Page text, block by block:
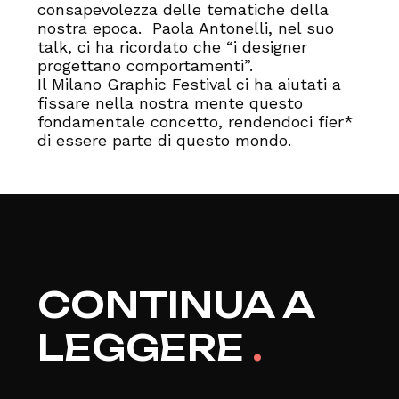
consapevolezza delle tematiche della
nostra epoca. Paola Antonelli, nel suo
talk, ci ha ricordato che “i designer
progettano comportamenti”.
Il Milano Graphic Festival ci ha aiutati a
fissare nella nostra mente questo
fondamentale concetto, rendendoci fier*
di essere parte di questo mondo.
CONTINUA A
LEGGERE .